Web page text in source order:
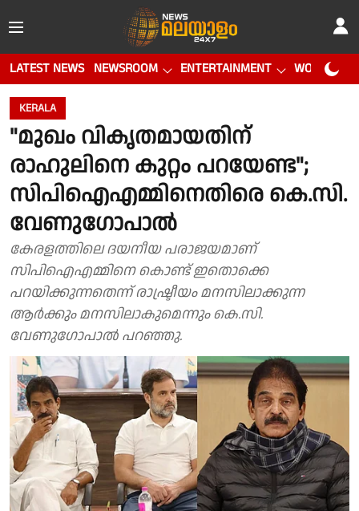
LATEST NEWS NEWSROOM ENTERTAINMENT WORLD CUP
KERALA
"മുഖം വികൃതമായതിന്
രാഹുലിനെ കുറ്റം പറയേണ്ട";
സിപിഐഎമ്മിനെതിരെ കെ.സി.
വേണുഗോപാൽ
കേരളത്തിലെ ദയനീയ പരാജയമാണ്
സിപിഐഎമ്മിനെ കൊണ്ട് ഇതൊക്കെ
പറയിക്കുന്നതെന്ന് രാഷ്ട്രീയം മനസിലാക്കുന്ന
ആർക്കും മനസിലാകുമെന്നും കെ.സി.
വേണുഗോപാൽ പറഞ്ഞു.